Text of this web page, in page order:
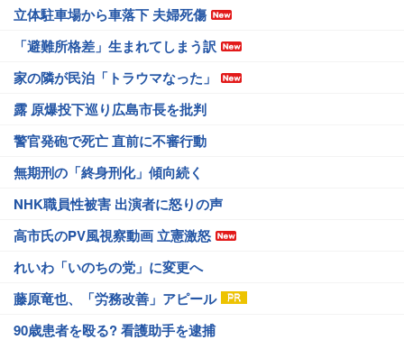
立体駐車場から車落下 夫婦死傷
「避難所格差」生まれてしまう訳
家の隣が民泊「トラウマなった」
露 原爆投下巡り広島市長を批判
警官発砲で死亡 直前に不審行動
無期刑の「終身刑化」傾向続く
NHK職員性被害 出演者に怒りの声
高市氏のPV風視察動画 立憲激怒
れいわ「いのちの党」に変更へ
藤原竜也、「労務改善」アピール
90歳患者を殴る? 看護助手を逮捕